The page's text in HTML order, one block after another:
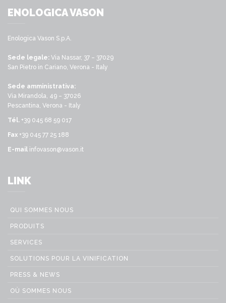
ENOLOGICA VASON
Enologica Vason S.p.A.
Sede legale: Via Nassar, 37 – 37029
San Pietro in Cariano, Verona - Italy
Sede amministrativa:
Via Mirandola, 49 – 37026
Pescantina, Verona - Italy
Tél. +39 045 68 59 017
Fax +39 045 77 25 188
E-mail infovason@vason.it
LINK
QUI SOMMES NOUS
PRODUITS
SERVICES
SOLUTIONS POUR LA VINIFICATION
PRESS & NEWS
OÙ SOMMES NOUS